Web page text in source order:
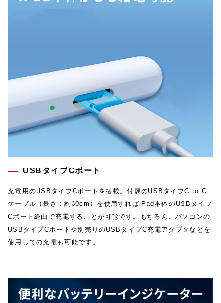
USBタイプCポート
充電用のUSBタイプCポートを搭載。付属のUSBタイプC to C
ケーブル（長さ：約30cm）を使用すればiPad本体のUSBタイプ
Cポート経由で充電することが可能です。もちろん、パソコンの
USBタイプCポートや別売りのUSBタイプC充電アダプタなどを
使用しての充電も可能です。